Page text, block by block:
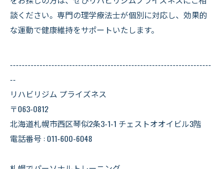
談ください。専門の理学療法士が個別に対応し、効果的
な運動で健康維持をサポートいたします。
--------------------------------------------------------------------
--
リハビリジム プライズネス
〒063-0812
北海道札幌市西区琴似2条3-1-1 チェストオオイビル3階
電話番号 : 011-600-6048